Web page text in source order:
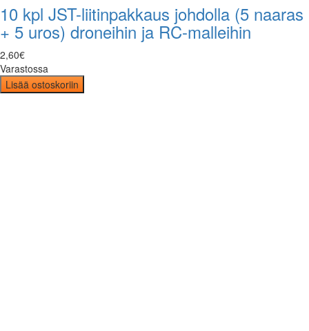
10 kpl JST-liitinpakkaus johdolla (5 naaras
+ 5 uros) droneihin ja RC-malleihin
2,60€
Varastossa
Lisää ostoskoriin